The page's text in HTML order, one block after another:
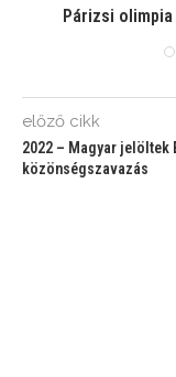
Párizsi
előző cikk
2022 – Magyar
közönségszavazás